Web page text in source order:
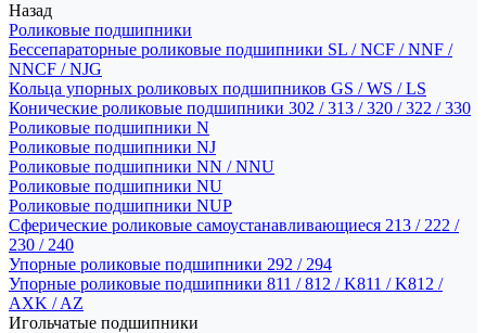
Назад
Роликовые подшипники
Бессепараторные роликовые подшипники SL / NCF / NNF /
NNCF / NJG
Кольца упорных роликовых подшипников GS / WS / LS
Конические роликовые подшипники 302 / 313 / 320 / 322 / 330
Роликовые подшипники N
Роликовые подшипники NJ
Роликовые подшипники NN / NNU
Роликовые подшипники NU
Роликовые подшипники NUP
Сферические роликовые самоустанавливающиеся 213 / 222 /
230 / 240
Упорные роликовые подшипники 292 / 294
Упорные роликовые подшипники 811 / 812 / K811 / K812 /
AXK / AZ
Игольчатые подшипники